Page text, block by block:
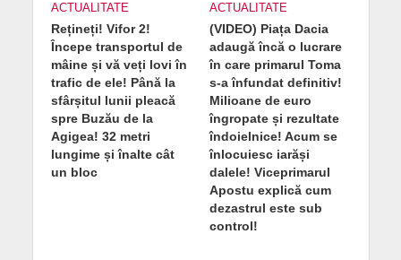
ACTUALITATE
Rețineți! Vifor 2!
Începe transportul de
mâine și vă veți lovi în
trafic de ele! Până la
sfârșitul lunii pleacă
spre Buzău de la
Agigea! 32 metri
lungime și înalte cât
un bloc
ACTUALITATE
(VIDEO) Piața Dacia
adaugă încă o lucrare
în care primarul Toma
s-a înfundat definitiv!
Milioane de euro
îngropate și rezultate
îndoielnice! Acum se
înlocuiesc iarăși
dalele! Viceprimarul
Apostu explică cum
dezastrul este sub
control!